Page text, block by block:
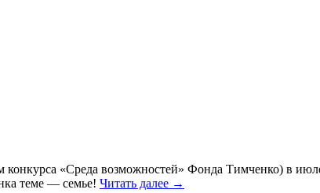
конкурса «Среда возможностей» Фонда Тимченко) в
теме — семье! Читать далее →